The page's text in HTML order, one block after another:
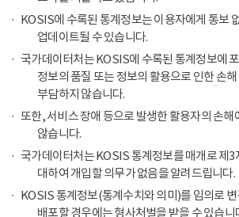
KOSIS에 수록된 통계정보는 이용자에게 통보
업데이트될 수 있습니다.
국가데이터처는 KOSIS에 수록된 통계정보에
정보의 품질 또는 정보의 활용으로 인한 손
부담하지 않습니다.
또한, 서비스 장애 등으로 발생한 활용자의 손해
않습니다.
국가데이터처는 KOSIS 통계정보를 매개로 제3
대하여 개입할 의무가 없음을 알려드립니다.
KOSIS 통계정보(통계수치와 의미)를 임의로
배포할 경우에는 형사처벌을 받을 수 있습니